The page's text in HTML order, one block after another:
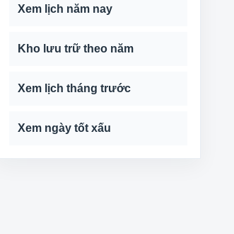
Xem lịch năm nay
Kho lưu trữ theo năm
Xem lịch tháng trước
Xem ngày tốt xấu